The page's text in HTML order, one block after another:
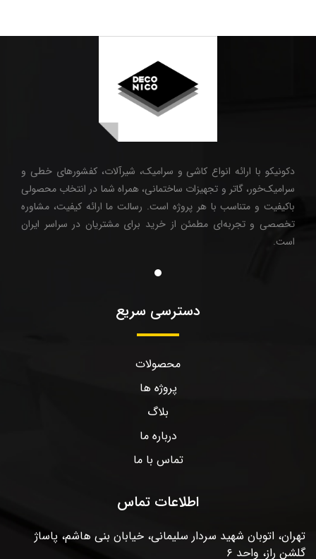
دکونیکو با ارائه انواع کاشی و سرامیک، شیرآلات، کفشورهای خطی و
سرامیک‌خور، گاتر و تجهیزات ساختمانی، همراه شما در انتخاب محصولی
باکیفیت و متناسب با هر پروژه است. رسالت ما ارائه کیفیت، مشاوره
تخصصی و تجربه‌ای مطمئن از خرید برای مشتریان در سراسر ایران
است.
دسترسی سریع
محصولات
پروژه ها
بلاگ
درباره ما
تماس با ما
اطلاعات تماس
تهران، اتوبان شهید سردار سلیمانی، خیابان بنی هاشم، پاساژ
گلشن راز، واحد ۶